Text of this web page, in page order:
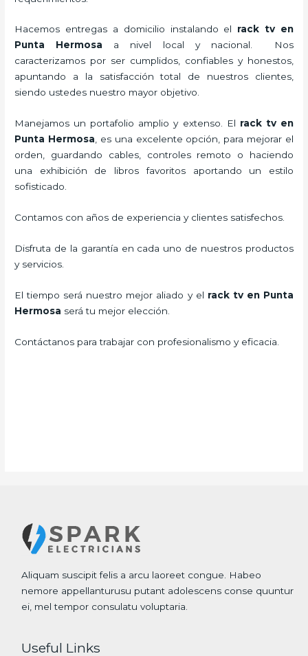
Hacemos entregas a domicilio instalando el rack tv en
Punta Hermosa a nivel local y nacional.
Nos
caracterizamos por ser cumplidos, confiables y honestos,
apuntando a la satisfacción total de nuestros clientes,
siendo ustedes nuestro mayor objetivo.
Manejamos un portafolio amplio y extenso. El rack tv en
Punta Hermosa, es una excelente opción, para mejorar el
orden, guardando cables, controles remoto o haciendo
una exhibición de libros favoritos aportando un estilo
sofisticado.
Contamos con años de experiencia y clientes satisfechos.
Disfruta de la garantía en cada uno de nuestros productos
y servicios.
El tiempo será nuestro mejor aliado y el rack tv en Punta
Hermosa será tu mejor elección.
Contáctanos para trabajar con profesionalismo y eficacia.
Aliquam suscipit felis a arcu laoreet congue. Habeo
nemore appellanturusu putant adolescens conse quuntur
ei, mel tempor consulatu voluptaria.
Useful Links